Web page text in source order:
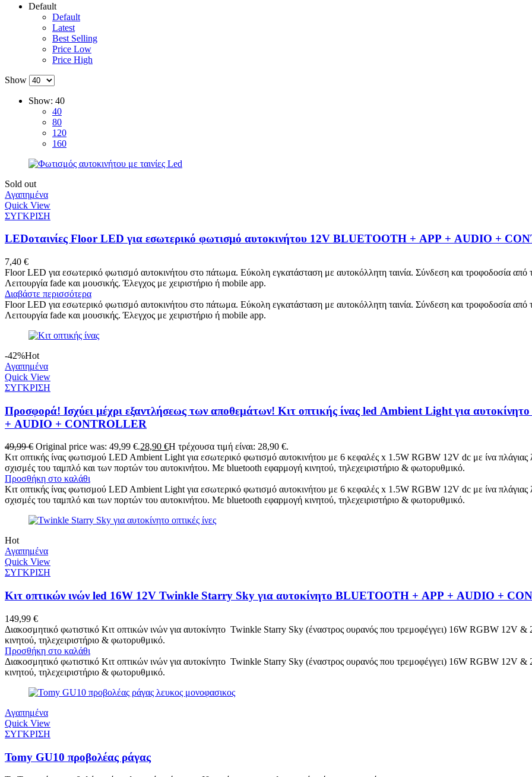
Default
Default
Latest
Best Selling
Price Low
Price High
Show
Show: 40
40
80
120
160
Sold out
Αγαπημένα
Quick View
ΣΥΓΚΡΙΣΗ
LEDοταινίες Floor LED για εσωτερικό φωτισμό αυτοκινήτου 12V BLUETOOTH + APP + AUDIO +
7,40 €
Floor LED για εσωτερικό φωτισμό αυτοκινήτου στο πάτωμα. Εύκολη εγκατάσταση με αυτοκόλλητη ταινία. Σύνδεση και τροφοδοσία από
Λειτουργία fade και μουσικής. Έλεγχος με χειριστήριο ή mobile app.
Διαβάστε περισσότερα
Floor LED για εσωτερικό φωτισμό αυτοκινήτου στο πάτωμα. Εύκολη εγκατάσταση με αυτοκόλλητη ταινία. Σύνδεση και τροφοδοσία από
Λειτουργία fade και μουσικής. Έλεγχος με χειριστήριο ή mobile app.
-42%Hot
Αγαπημένα
Quick View
ΣΥΓΚΡΙΣΗ
Προσφορά! Ισχύει μέχρι εξαντλήσεως των αποθεμάτων! Κιτ οπτικής ίνας led Ambient Light για
+ AUDIO + CONTROLLER
49,99€ Original price was: 49,99 €.28,90 €Η τρέχουσα τιμή είναι: 28,90 €.
Κιτ οπτικής ίνας φωτισμού LED Ambient Light για εσωτερικό φωτισμό αυτοκινήτου με 6 κεφαλές x 1.5W RGBW 12V dc με ίνα
σχισμές του ταμπλό και των πορτών του αυτοκινήτου. Με bluetooth εφαρμογή κινητού, τηλεχειριστήριο & φωτορυθμικό.
Προσθήκη στο καλάθι
Κιτ οπτικής ίνας φωτισμού LED Ambient Light για εσωτερικό φωτισμό αυτοκινήτου με 6 κεφαλές x 1.5W RGBW 12V dc με ίνα
σχισμές του ταμπλό και των πορτών του αυτοκινήτου. Με bluetooth εφαρμογή κινητού, τηλεχειριστήριο & φωτορυθμικό.
Hot
Αγαπημένα
Quick View
ΣΥΓΚΡΙΣΗ
Κιτ οπτικών ινών led 16W 12V Twinkle Starry Sky για αυτοκίνητο BLUETOOTH + APP + AUDIO +
149,99 €
Διακοσμητικό φωτιστικό Κιτ οπτικών ινών για αυτοκίνητο Twinkle Starry Sky (έναστρος ουρανός που τρεμοφέγγει) 16W RGBW 12V
κινητού, τηλεχειριστήριο & φωτορυθμικό.
Προσθήκη στο καλάθι
Διακοσμητικό φωτιστικό Κιτ οπτικών ινών για αυτοκίνητο Twinkle Starry Sky (έναστρος ουρανός που τρεμοφέγγει) 16W RGBW 12V
κινητού, τηλεχειριστήριο & φωτορυθμικό.
Αγαπημένα
Quick View
ΣΥΓΚΡΙΣΗ
Tomy GU10 προβολέας ράγας